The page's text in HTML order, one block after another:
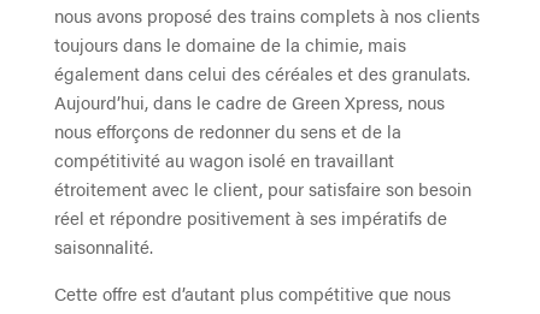
nous avons proposé des trains complets à nos clients
toujours dans le domaine de la chimie, mais
également dans celui des céréales et des granulats.
Aujourd’hui, dans le cadre de Green Xpress, nous
nous efforçons de redonner du sens et de la
compétitivité au wagon isolé en travaillant
étroitement avec le client, pour satisfaire son besoin
réel et répondre positivement à ses impératifs de
saisonnalité.
Cette offre est d’autant plus compétitive que nous